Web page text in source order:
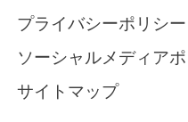
プライバシーポリシー
ソーシャルメディア
サイトマップ